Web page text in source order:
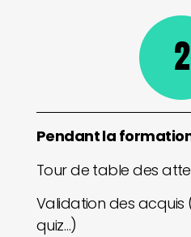
2
Pendant la
Tour de table des
Validation des acquis
quiz…)